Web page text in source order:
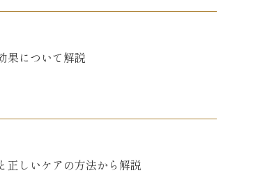
果について解説
正しいケアの方法から解説